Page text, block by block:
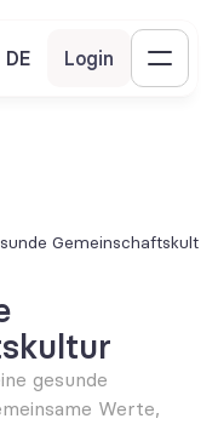
DE Login
Gemeinschaftskultur
gesunde
Werte,